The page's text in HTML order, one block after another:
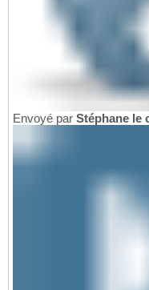
Envoyé par Stéphane le